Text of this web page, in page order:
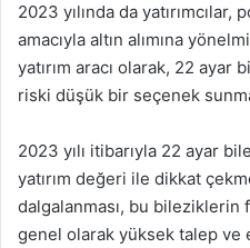
2023 yılında da
amacıyla altın alımına
yatırım aracı olarak, 22
riski düşük bir seçenek
2023 yılı itibarıyla 22 ayar
yatırım değeri ile dikkat
dalgalanması, bu bileziklerin
genel olarak yüksek talep ve